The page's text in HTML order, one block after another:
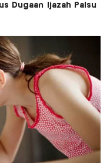
Dugaan Ijazah Palsu